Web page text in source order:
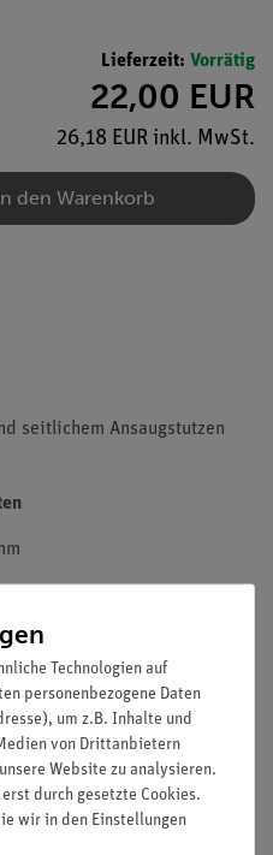
Lieferzeit: Vorrätig
22,00 EUR
26,18 EUR inkl. MwSt.
den Warenkorb
seitlichem Ansaugstutzen
SB 29
8 mm
ab 300,- €
Technologien auf
personenbezogene Daten
um z.B. Inhalte und
von Drittanbietern
Website zu analysieren.
durch gesetzte Cookies.
wir in den Einstellungen